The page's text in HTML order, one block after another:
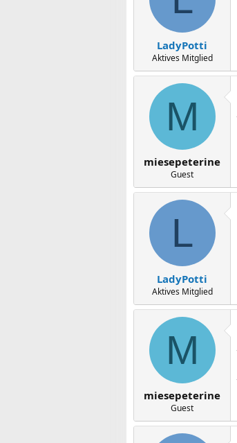
LadyPotti
Aktives Mitglied
M
miesepeterine
Guest
L
LadyPotti
Aktives Mitglied
M
miesepeterine
Guest